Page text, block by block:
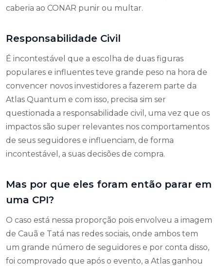
caberia ao CONAR punir ou multar.
Responsabilidade Civil
É incontestável que a escolha de duas figuras
populares e influentes teve grande peso na hora de
convencer novos investidores a fazerem parte da
Atlas Quantum e com isso, precisa sim ser
questionada a responsabilidade civil, uma vez que os
impactos são super relevantes nos comportamentos
de seus seguidores e influenciam, de forma
incontestável, a suas decisões de compra.
Mas por que eles foram então parar em
uma CPI?
O caso está nessa proporção pois envolveu a imagem
de Cauã e Tatá nas redes sociais, onde ambos tem
um grande número de seguidores e por conta disso,
foi comprovado que após o evento, a Atlas ganhou